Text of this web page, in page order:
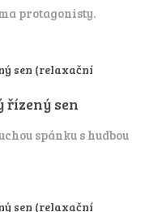
protagonisty.
řízený sen
spánku s hudbou